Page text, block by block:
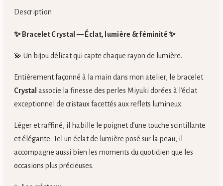
Amour
Description
✨ Bracelet Crystal — Éclat, lumière & féminité ✨
💫 Un bijou délicat qui capte chaque rayon de lumière.
Entièrement façonné à la main dans mon atelier, le bracelet
Crystal associe la finesse des perles Miyuki dorées à l’éclat
exceptionnel de cristaux facettés aux reflets lumineux.
Léger et raffiné, il habille le poignet d’une touche scintillante
et élégante. Tel un éclat de lumière posé sur la peau, il
accompagne aussi bien les moments du quotidien que les
occasions plus précieuses.